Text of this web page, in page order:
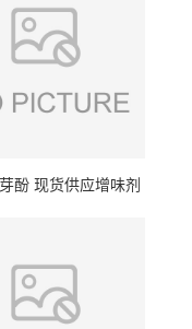
酚 现货供应增味剂